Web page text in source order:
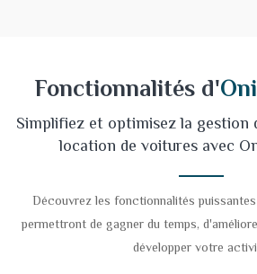
Fonctionnalités d'
Simplifiez et optimisez la gestion
location de voitures avec
Découvrez les fonctionnalités
permettront de gagner du temps,
développer votre